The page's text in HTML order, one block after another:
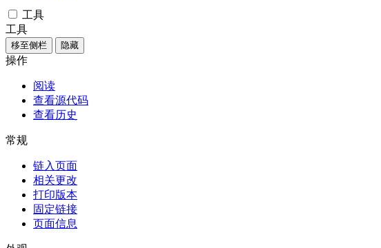
工具
工具
移至侧栏 隐藏
操作
阅读
查看源代码
查看历史
常规
链入页面
相关更改
打印版本
固定链接
页面信息